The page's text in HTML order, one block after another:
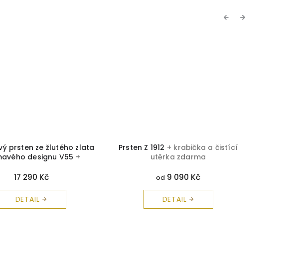
Previous
prsten ze žlutého zlata
designu V55 +
17 290 Kč
DETAIL
Prsten Z 1912 + krabička a čistící
utěrka zdarma
od 9 090 Kč
DETAIL
Next